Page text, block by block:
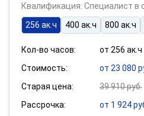
Квалификация: Специалист в
256 ак.ч
400 ак.ч 800 ак.ч
Кол-во часов:
от 256 ак.ч
Стоимость:
от 23 080
Старая цена:
39 910 руб.
Рассрочка:
от 1 924